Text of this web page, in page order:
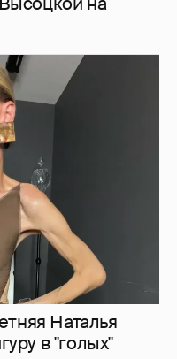
Наталья
в "голых"